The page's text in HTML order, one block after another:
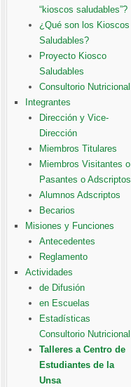
“kioscos saludables”?
¿Qué son los Kioscos
Saludables?
Proyecto Kiosco
Saludables
Consultorio Nutricional
Integrantes
Dirección y Vice-
Dirección
Miembros Titulares
Miembros Visitantes o
Pasantes o Adscriptos
Alumnos Adscriptos
Becarios
Misiones y Funciones
Antecedentes
Reglamento
Actividades
de Difusión
en Escuelas
Estadísticas
Consultorio Nutricional
Talleres a Centro de
Estudiantes de la
Unsa